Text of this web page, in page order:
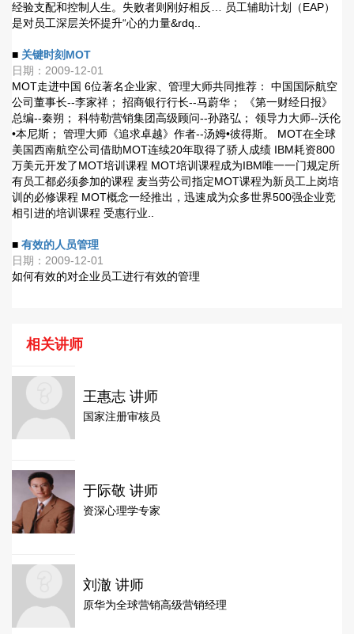
经验支配和控制人生。失败者则刚好相反… 员工辅助计划（EAP）
是对员工深层关怀提升“心的力量&rdq..
■ 关键时刻MOT
日期：2009-12-01
MOT走进中国 6位著名企业家、管理大师共同推荐： 中国国际航空
公司董事长--李家祥； 招商银行行长--马蔚华； 《第一财经日报》
总编--秦朔； 科特勒营销集团高级顾问--孙路弘； 领导力大师--沃伦
•本尼斯； 管理大师《追求卓越》作者--汤姆•彼得斯。 MOT在全球
美国西南航空公司借助MOT连续20年取得了骄人成绩 IBM耗资800
万美元开发了MOT培训课程 MOT培训课程成为IBM唯一一门规定所
有员工都必须参加的课程 麦当劳公司指定MOT课程为新员工上岗培
训的必修课程 MOT概念一经推出，迅速成为众多世界500强企业竞
相引进的培训课程 受惠行业..
■ 有效的人员管理
日期：2009-12-01
如何有效的对企业员工进行有效的管理
相关讲师
王惠志 讲师
国家注册审核员
于际敬 讲师
资深心理学专家
刘澈 讲师
原华为全球营销高级营销经理